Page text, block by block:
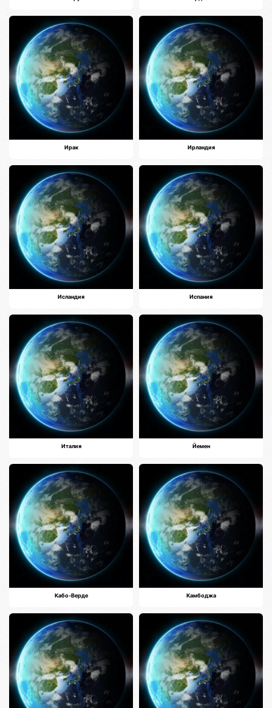
Ирак Ирландия
Исландия Испания
Италия Йемен
Кабо-Верде Камбоджа